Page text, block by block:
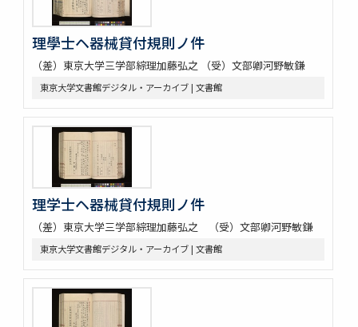
理學士ヘ器械貸付規則ノ件
（差）東京大学三学部綜理加藤弘之 （受）文部卿河野敏鎌
東京大学文書館デジタル・アーカイブ | 文書館
理学士ヘ器械貸付規則ノ件
（差）東京大学三学部綜理加藤弘之 （受）文部卿河野敏鎌
東京大学文書館デジタル・アーカイブ | 文書館